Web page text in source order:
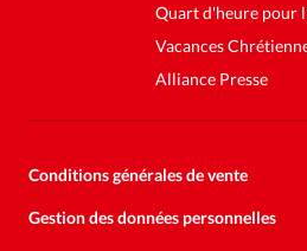
Quart d'heure pour
Vacances
Alliance Presse
Conditions générales de vente
Gestion des données personnelles